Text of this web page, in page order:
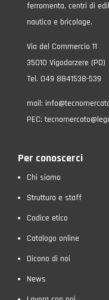
ferramenta, centri di
nautica e bricolage.
Via del Commercio 11
35010 Vigodarzere (PD)
Tel. 049 8841538-539
mail:
PEC:
Per conoscerci
Chi siamo
Struttura e staff
Codice etico
Catalogo online
Dicono di noi
News